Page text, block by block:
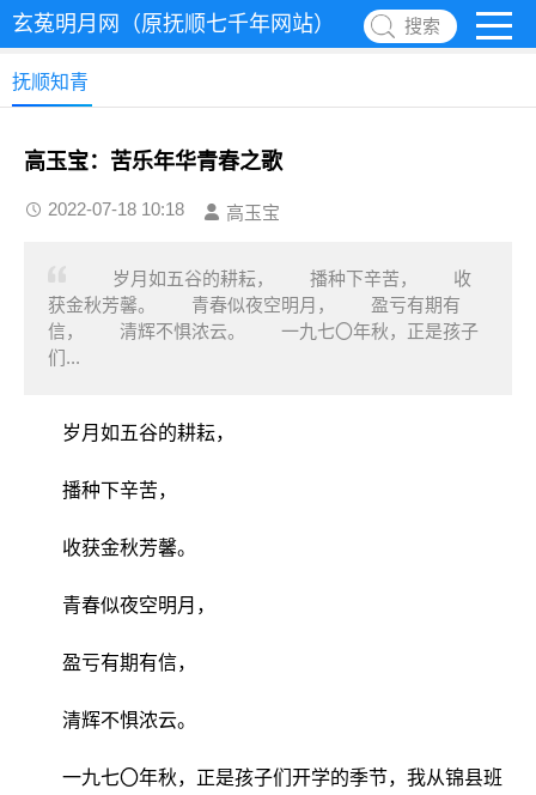
玄菟明月网（原抚顺七千年网站） 搜索
抚顺知青
高玉宝：苦乐年华青春之歌
2022-07-18 10:18 高玉宝
岁月如五谷的耕耘， 播种下辛苦， 收
获金秋芳馨。 青春似夜空明月， 盈亏有期有
信， 清辉不惧浓云。 一九七〇年秋，正是孩子
们...
岁月如五谷的耕耘，
播种下辛苦，
收获金秋芳馨。
青春似夜空明月，
盈亏有期有信，
清辉不惧浓云。
一九七〇年秋，正是孩子们开学的季节，我从锦县班